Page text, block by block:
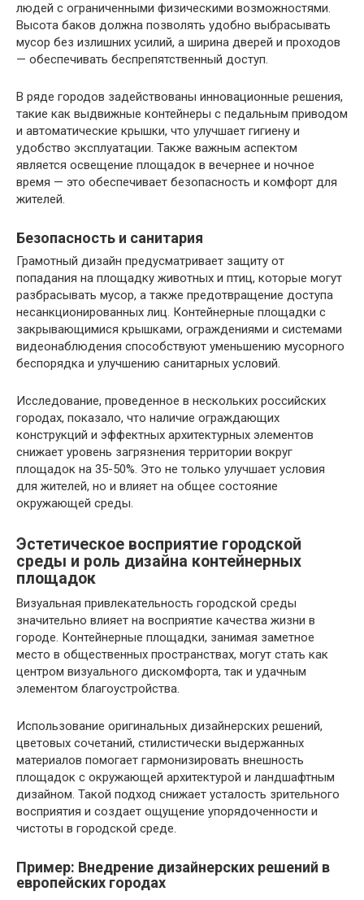
людей с ограниченными физическими возможностями.
Высота баков должна позволять удобно выбрасывать
мусор без излишних усилий, а ширина дверей и проходов
— обеспечивать беспрепятственный доступ.
В ряде городов задействованы инновационные решения,
такие как выдвижные контейнеры с педальным приводом
и автоматические крышки, что улучшает гигиену и
удобство эксплуатации. Также важным аспектом
является освещение площадок в вечернее и ночное
время — это обеспечивает безопасность и комфорт для
жителей.
Безопасность и санитария
Грамотный дизайн предусматривает защиту от
попадания на площадку животных и птиц, которые могут
разбрасывать мусор, а также предотвращение доступа
несанкционированных лиц. Контейнерные площадки с
закрывающимися крышками, ограждениями и системами
видеонаблюдения способствуют уменьшению мусорного
беспорядка и улучшению санитарных условий.
Исследование, проведенное в нескольких российских
городах, показало, что наличие ограждающих
конструкций и эффектных архитектурных элементов
снижает уровень загрязнения территории вокруг
площадок на 35-50%. Это не только улучшает условия
для жителей, но и влияет на общее состояние
окружающей среды.
Эстетическое восприятие городской
среды и роль дизайна контейнерных
площадок
Визуальная привлекательность городской среды
значительно влияет на восприятие качества жизни в
городе. Контейнерные площадки, занимая заметное
место в общественных пространствах, могут стать как
центром визуального дискомфорта, так и удачным
элементом благоустройства.
Использование оригинальных дизайнерских решений,
цветовых сочетаний, стилистически выдержанных
материалов помогает гармонизировать внешность
площадок с окружающей архитектурой и ландшафтным
дизайном. Такой подход снижает усталость зрительного
восприятия и создает ощущение упорядоченности и
чистоты в городской среде.
Пример: Внедрение дизайнерских решений в
европейских городах